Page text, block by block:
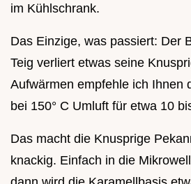
im Kühlschrank.
Das Einzige, was passiert: Der
Teig verliert etwas seine
Aufwärmen empfehle ich Ihnen
bei 150° C Umluft für etwa 10
Das macht die Knusprige
knackig. Einfach in die